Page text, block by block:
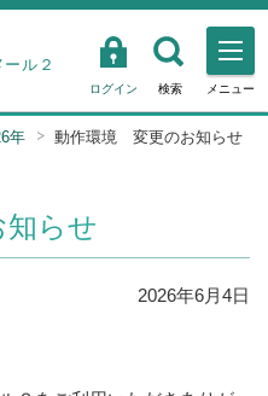
ル２
ログイン 検索 メニュー
年 動作環境 変更のお知らせ
らせ
2026年6月4日